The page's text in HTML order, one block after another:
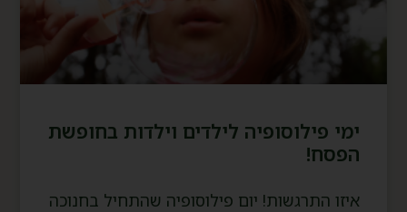
ימי פילוסופיה לילדים וילדות בחופשת
הפסח!
איזו התרגשות! יום פילוסופיה שהתחיל בחנוכה